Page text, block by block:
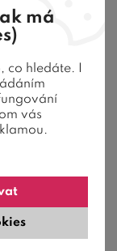
buk
má
co hledáte. I
vás